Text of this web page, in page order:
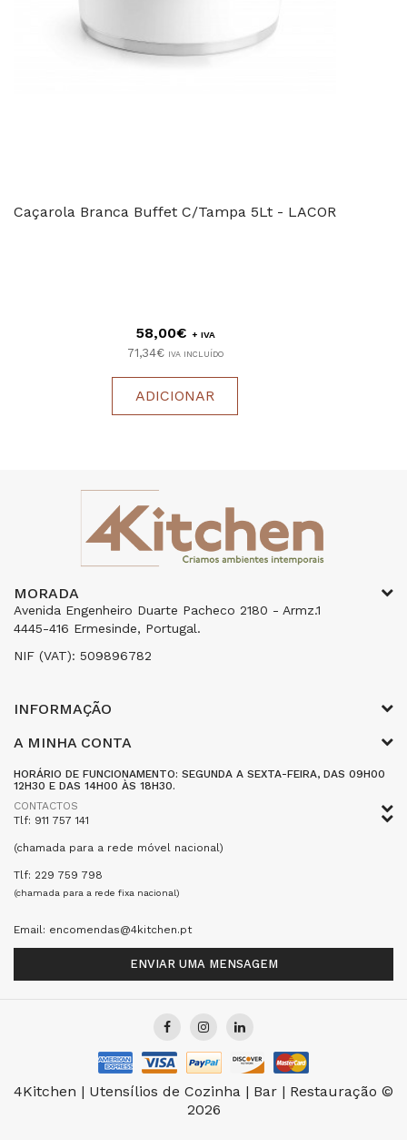
Caçarola Branca Buffet C/Tampa 5Lt - LACOR
58,00€ + IVA
71,34€ IVA INCLUÍDO
ADICIONAR
MORADA
Avenida Engenheiro Duarte Pacheco 2180 - Armz.1
4445-416 Ermesinde, Portugal.
NIF (VAT): 509896782
INFORMAÇÃO
A MINHA CONTA
HORÁRIO DE FUNCIONAMENTO: SEGUNDA A SEXTA-FEIRA, DAS 09H00
12H30 E DAS 14H00 ÀS 18H30.
CONTACTOS
Tlf: 911 757 141
(chamada para a rede móvel nacional)
Tlf: 229 759 798
(chamada para a rede fixa nacional)
Email: encomendas@4kitchen.pt
ENVIAR UMA MENSAGEM
4Kitchen | Utensílios de Cozinha | Bar | Restauração ©
2026